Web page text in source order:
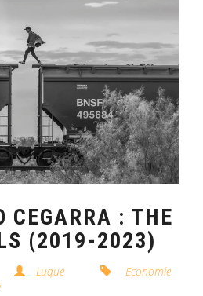
CEGARRA : THE
(2019-2023)
Luque
Economie